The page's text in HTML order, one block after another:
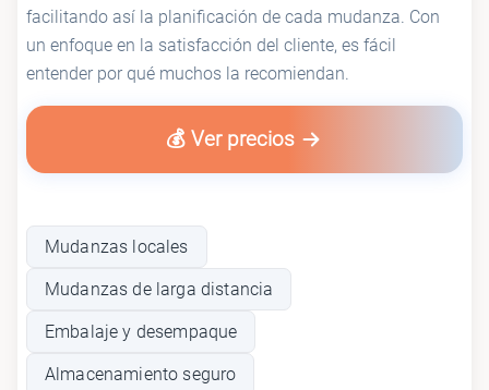
facilitando así la planificación de cada mudanza. Con
un enfoque en la satisfacción del cliente, es fácil
entender por qué muchos la recomiendan.
💰 Ver precios
Mudanzas locales
Mudanzas de larga distancia
Embalaje y desempaque
Almacenamiento seguro